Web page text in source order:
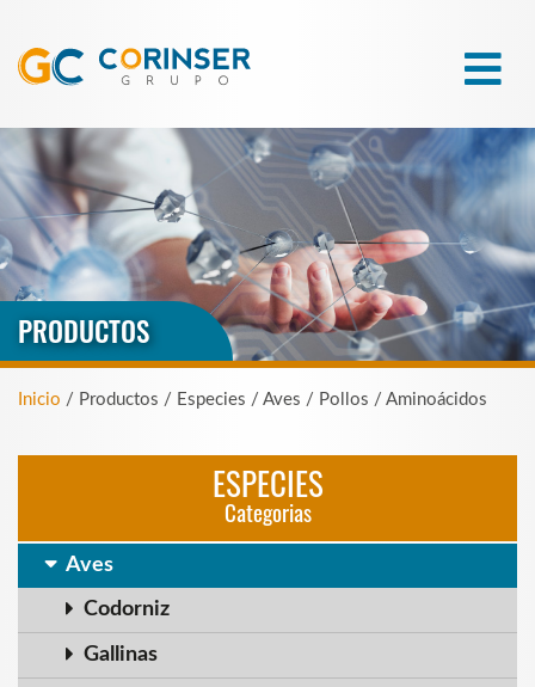
PRODUCTOS
Inicio / Productos / Especies / Aves / Pollos / Aminoácidos
ESPECIES
Categorias
Aves
Codorniz
Gallinas